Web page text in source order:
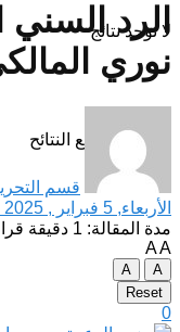
لا توجد نتائج
مشاهدة جميع النتائح
الرد
نوري
قسم
الأربعاء, 5 فبراير , 2025 الساعة 3:41 مساءً (مكة المكرمة)
مدة المقالة: 1 دقيقة قراءة
AA
A
A
Reset
0